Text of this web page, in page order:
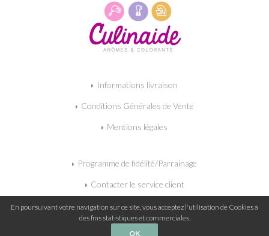
Informations livraison
Conditions Générales de Vente
Mentions légales
Programme de fidélité/Parrainage
Contacter le service client
Mon panier
En poursuivant votre navigation sur ce site, vous acceptez l'utilisation de Cookies à
des fins statistiques et commerciales.
OK